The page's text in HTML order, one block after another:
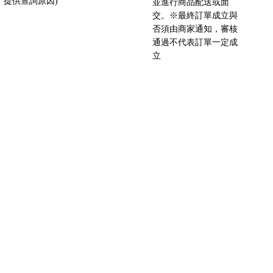
並進行商品配送或面
交。※最終訂單成立與
否須由商家通知，審核
通過不代表訂單一定成
立